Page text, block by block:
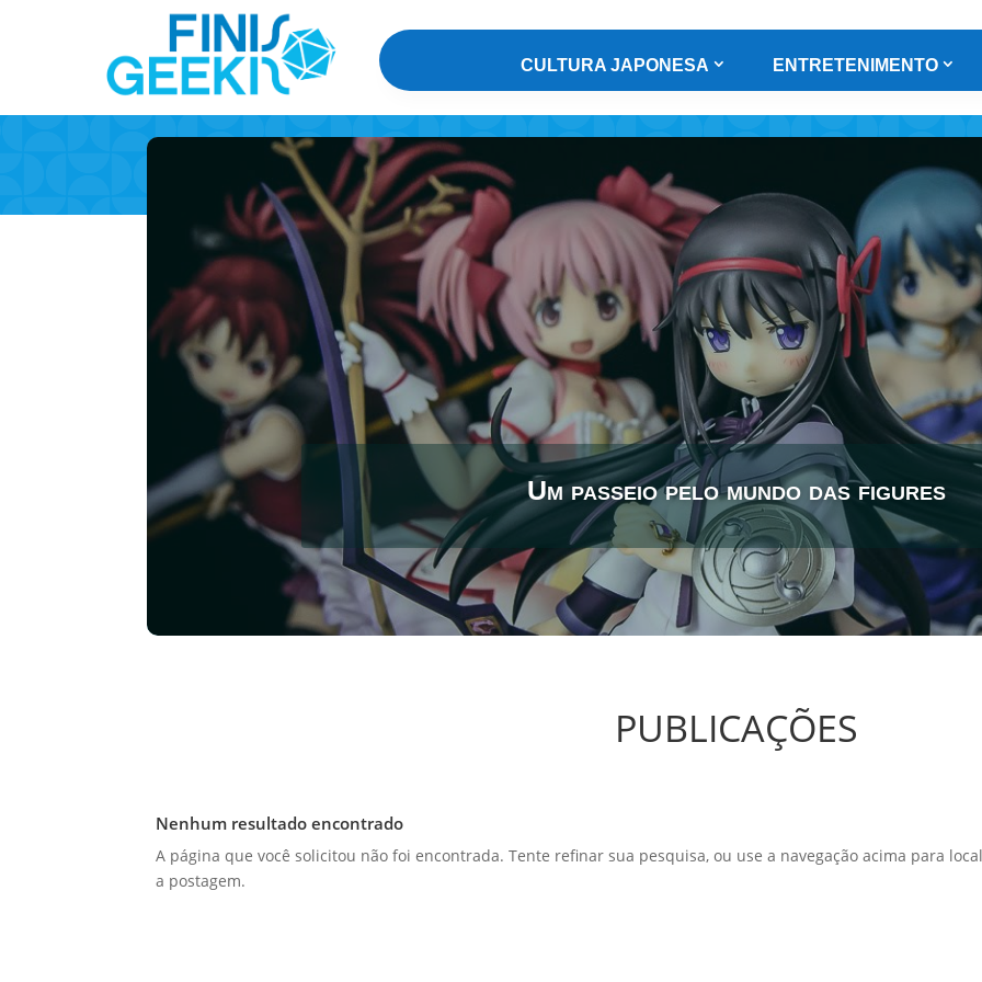
CULTURA JAPONESA ENTRETENIMENTO
Um passeio pelo mundo das figures
PUBLICAÇÕES
Nenhum resultado encontrado
A página que você solicitou não foi encontrada. Tente refinar sua pesquisa, ou use a navegação acima para
a postagem.